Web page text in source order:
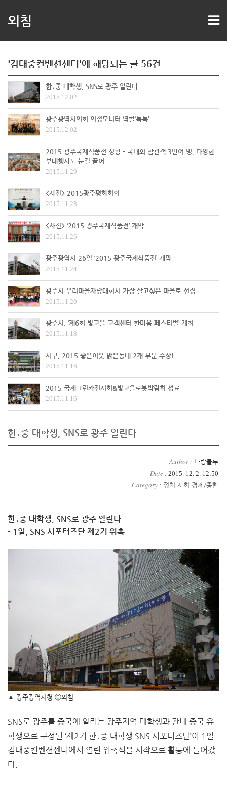
외침
'김대중컨벤션센터'에 해당되는 글 56건
한․중 대학생, SNS로 광주 알린다
2015.12.02
광주광역시의회 의정모니터 역할‘톡톡’
2015.12.02
2015 광주국제식품전 성황 - 국내외 참관객 3만여 명, 다양한
부대행사도 눈길 끌어
2015.11.29
<사진> 2015광주평화회의
2015.11.28
<사진> ‘2015 광주국제식품전’ 개막
2015.11.26
광주광역시 26일 ‘2015 광주국제식품전’ 개막
2015.11.24
광주시 우리마을자랑대회서 가장 살고싶은 마을로 선정
2015.11.20
광주시, ‘제6회 빛고을 고객센터 한마음 페스티벌’ 개최
2015.11.18
서구, 2015 좋은이웃 밝은동네 2개 부문 수상!
2015.11.16
2015 국제그린카전시회&빛고을로봇박람회 성료
2015.11.16
한․중 대학생, SNS로 광주 알린다
Author : 나랑블루
Date : 2015. 12. 2. 12:50
Category : 정치·사회·경제/종합
한․중 대학생, SNS로 광주 알린다
- 1일, SNS 서포터즈단 제2기 위촉
▲ 광주광역시청 ⓒ외침
SNS로 광주를 중국에 알리는 광주지역 대학생과 관내 중국 유
학생으로 구성된 ‘제2기 한․중 대학생 SNS 서포터즈단’이 1일
김대중컨벤션센터에서 열린 위촉식을 시작으로 활동에 들어갔
다.